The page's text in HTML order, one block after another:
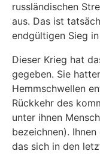
russländischen
aus. Das ist
endgültigen Sieg
Dieser Krieg hat
gegeben. Sie
Hemmschwellen
Rückkehr des
unter ihnen
bezeichnen).
das sich in den